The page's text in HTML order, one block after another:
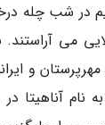
در شب چله
می
و
نام آناهیتا